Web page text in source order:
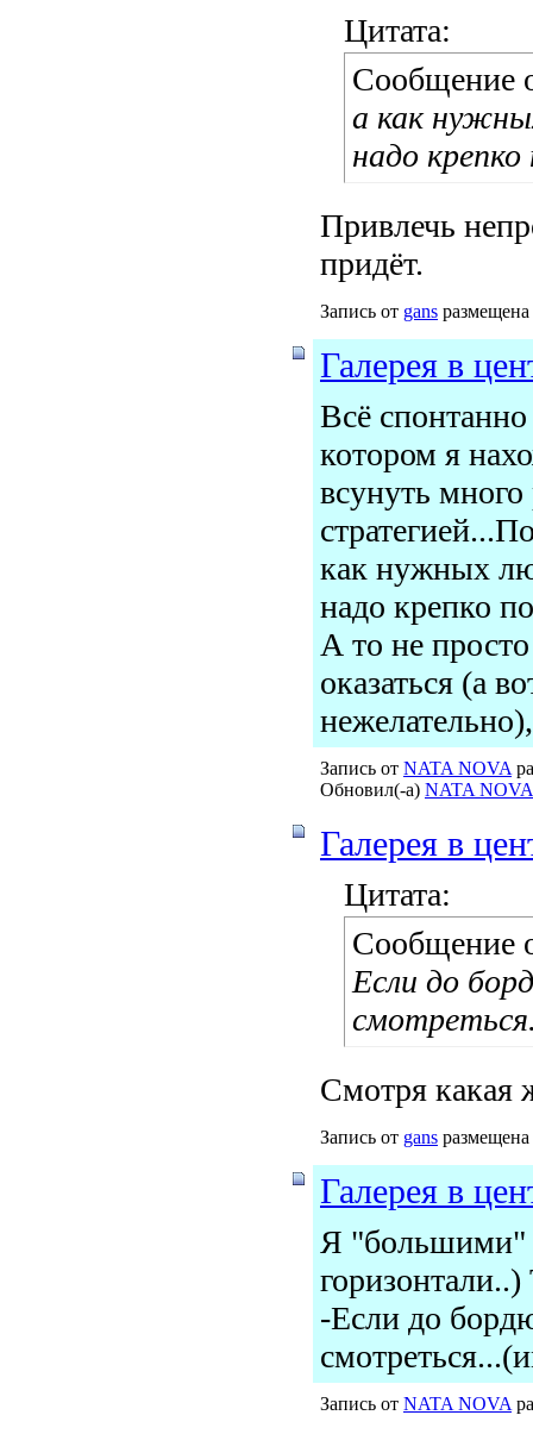
Цитата:
Сообщение
а как
надо
Привлечь
придёт.
Запись от gans
Галерея в
Всё
котором я
всунуть
как нужных
надо крепко
А то не
оказаться (а
Запись от NATA NOVA
Обновил(-а) NATA NOVA
Галерея в
Цитата:
Сообщение
Если до
Смотря какая
Запись от gans
Галерея в
Я "большими"
-Если до
Запись от NATA NOVA